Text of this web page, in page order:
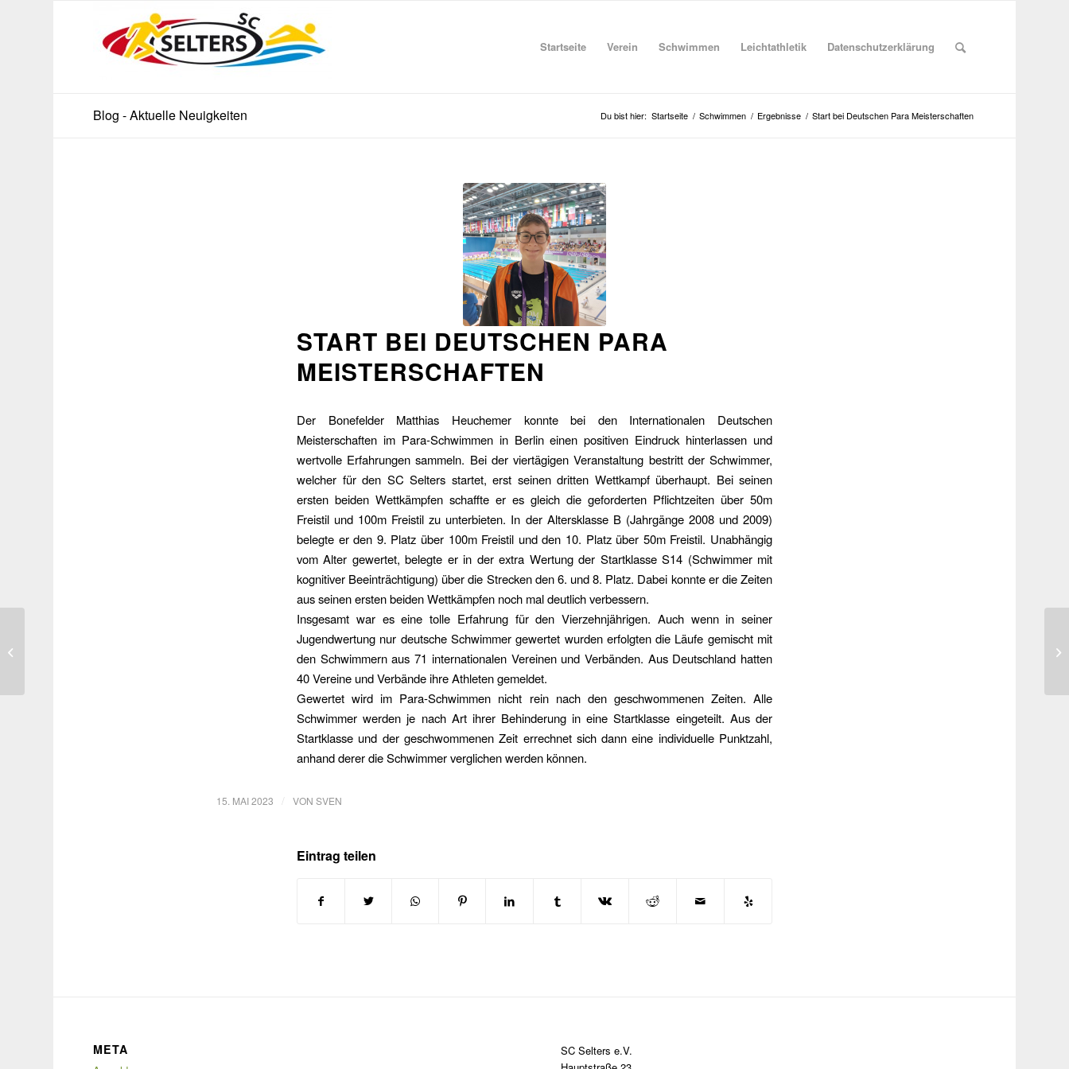
Startseite Verein Schwimmen Leichtathletik Datenschutzerklärung
Blog - Aktuelle Neuigkeiten Du bist hier: Startseite / Schwimmen / Ergebnisse / Start bei Deutschen Para Meisterschaften
START BEI DEUTSCHEN PARA
MEISTERSCHAFTEN
Der Bonefelder Matthias Heuchemer konnte bei den Internationalen Deutschen
Meisterschaften im Para-Schwimmen in Berlin einen positiven Eindruck hinterlassen und
wertvolle Erfahrungen sammeln. Bei der viertägigen Veranstaltung bestritt der Schwimmer,
welcher für den SC Selters startet, erst seinen dritten Wettkampf überhaupt. Bei seinen
ersten beiden Wettkämpfen schaffte er es gleich die geforderten Pflichtzeiten über 50m
Freistil und 100m Freistil zu unterbieten. In der Altersklasse B (Jahrgänge 2008 und 2009)
belegte er den 9. Platz über 100m Freistil und den 10. Platz über 50m Freistil. Unabhängig
vom Alter gewertet, belegte er in der extra Wertung der Startklasse S14 (Schwimmer mit
kognitiver Beeinträchtigung) über die Strecken den 6. und 8. Platz. Dabei konnte er die Zeiten
aus seinen ersten beiden Wettkämpfen noch mal deutlich verbessern.
Insgesamt war es eine tolle Erfahrung für den Vierzehnjährigen. Auch wenn in seiner
Jugendwertung nur deutsche Schwimmer gewertet wurden erfolgten die Läufe gemischt mit
den Schwimmern aus 71 internationalen Vereinen und Verbänden. Aus Deutschland hatten
40 Vereine und Verbände ihre Athleten gemeldet.
Gewertet wird im Para-Schwimmen nicht rein nach den geschwommenen Zeiten. Alle
Schwimmer werden je nach Art ihrer Behinderung in eine Startklasse eingeteilt. Aus der
Startklasse und der geschwommenen Zeit errechnet sich dann eine individuelle Punktzahl,
anhand derer die Schwimmer verglichen werden können.
15. MAI 2023 VON SVEN
Eintrag teilen
META
SC Selters e.V.